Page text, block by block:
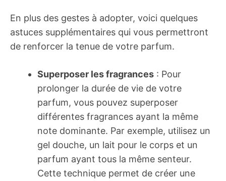
En plus des gestes à adopter, voici quelques
astuces supplémentaires qui vous permettront
de renforcer la tenue de votre parfum.
Superposer les fragrances : Pour
prolonger la durée de vie de votre
parfum, vous pouvez superposer
différentes fragrances ayant la même
note dominante. Par exemple, utilisez un
gel douche, un lait pour le corps et un
parfum ayant tous la même senteur.
Cette technique permet de créer une